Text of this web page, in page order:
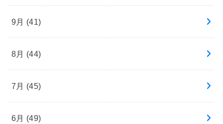
9月 (41)
8月 (44)
7月 (45)
6月 (49)